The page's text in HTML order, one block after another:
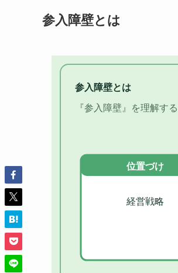
参入障壁とは
参入障壁とは
『参入障壁』を理解す
位置づけ
経営戦略